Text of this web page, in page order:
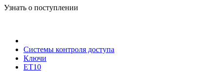
Узнать о поступлении
Системы контроля доступа
Ключи
ET10